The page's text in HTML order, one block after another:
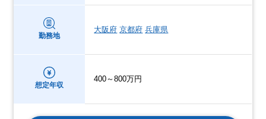
勤務地
大阪府 京都府 兵庫県
想定年収
400～800万円